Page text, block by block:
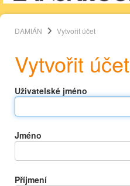
DAMIÁN Vytvořit účet
Vytvořit účet
Uživatelské jméno
Jméno
Příjmení